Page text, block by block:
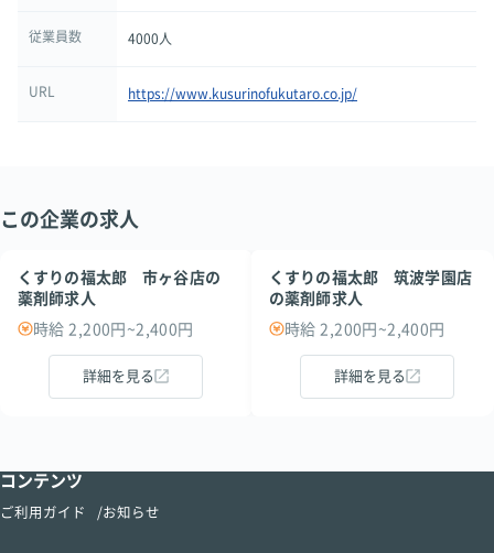
従業員数 4000人
URL https://www.kusurinofukutaro.co.jp/
この企業の求人
くすりの福太郎 市ヶ谷店の
薬剤師求人
時給 2,200円~2,400円
詳細を見る
くすりの福太郎 筑波学園店
の薬剤師求人
時給 2,200円~2,400円
詳細を見る
コンテンツ
ご利用ガイド お知らせ